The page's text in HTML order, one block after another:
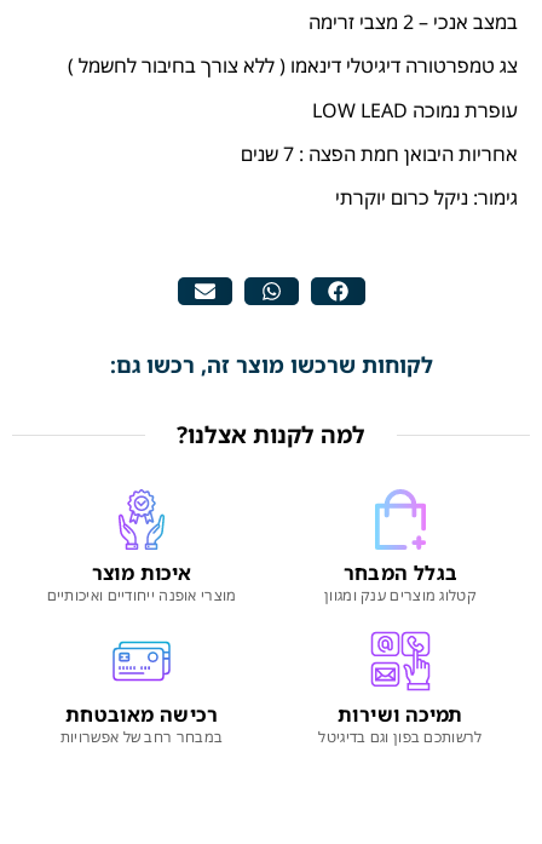
במצב אנכי – 2 מצבי זרימה
צג טמפרטורה דיגיטלי דינאמו ( ללא צורך בחיבור לחשמל )
עופרת נמוכה LOW LEAD
אחריות היבואן חמת הפצה : 7 שנים
גימור: ניקל כרום יוקרתי
לקוחות שרכשו מוצר זה, רכשו גם:
למה לקנות אצלנו?
בגלל המבחר
קטלוג מוצרים ענק ומגוון
איכות מוצר
מוצרי אופנה ייחודיים ואיכותיים
תמיכה ושירות
לרשותכם בפון וגם בדיגיטל
רכישה מאובטחת
במבחר רחב של אפשרויות